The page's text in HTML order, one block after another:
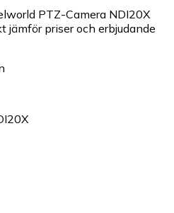
PTZ-Camera NDI20X
jämför priser och erbjudande